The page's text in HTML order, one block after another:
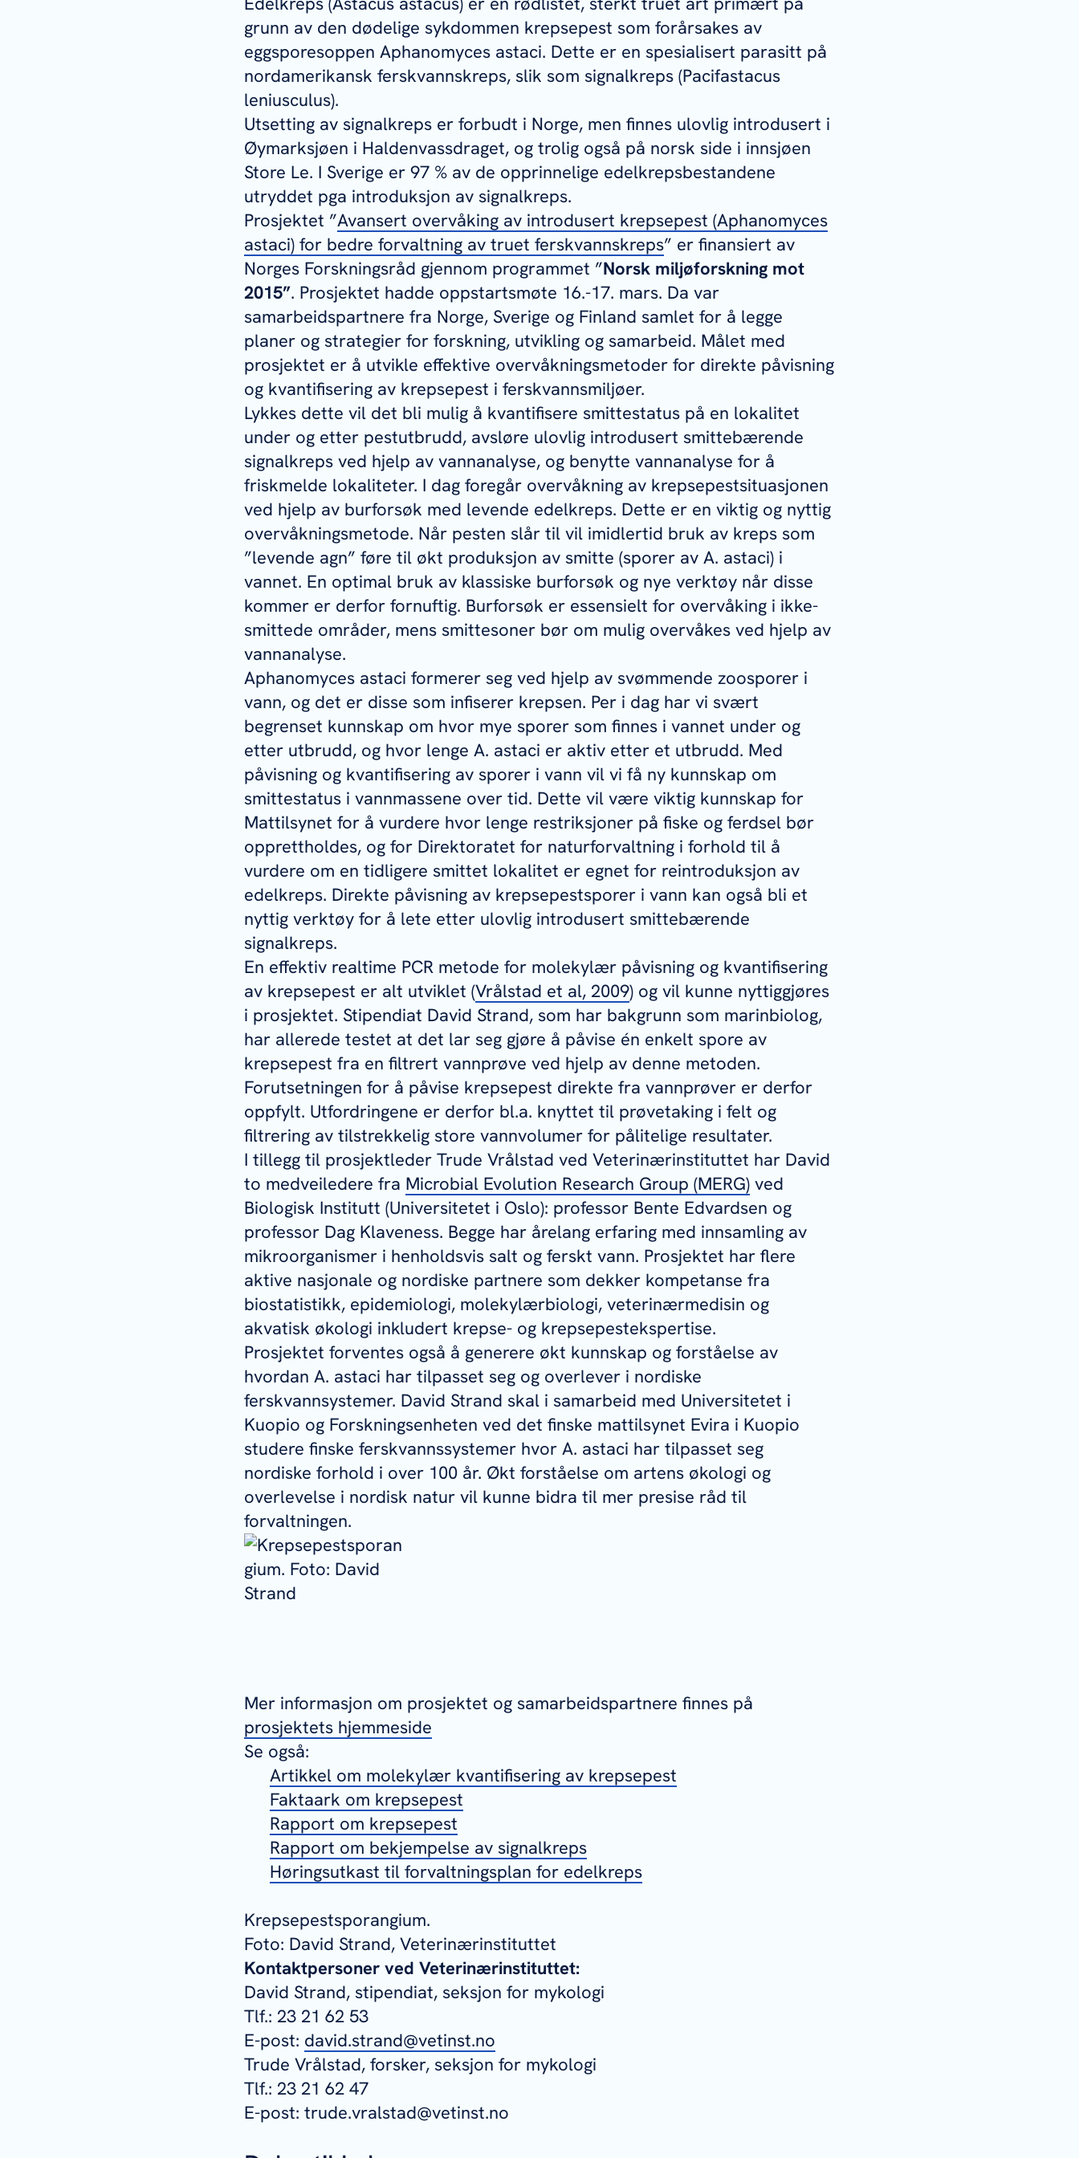
grunn av den dødelige sykdommen krepsepest som forårsakes av
eggsporesoppen Aphanomyces astaci. Dette er en spesialisert parasitt på
nordamerikansk ferskvannskreps, slik som signalkreps (Pacifastacus
leniusculus).
Utsetting av signalkreps er forbudt i Norge, men finnes ulovlig introdusert i
Øymarksjøen i Haldenvassdraget, og trolig også på norsk side i innsjøen
Store Le. I Sverige er 97 % av de opprinnelige edelkrepsbestandene
utryddet pga introduksjon av signalkreps.
Prosjektet ”Avansert overvåking av introdusert krepsepest (Aphanomyces
astaci) for bedre forvaltning av truet ferskvannskreps” er finansiert av
Norges Forskningsråd gjennom programmet ”Norsk miljøforskning mot
2015”. Prosjektet hadde oppstartsmøte 16.-17. mars. Da var
samarbeidspartnere fra Norge, Sverige og Finland samlet for å legge
planer og strategier for forskning, utvikling og samarbeid. Målet med
prosjektet er å utvikle effektive overvåkningsmetoder for direkte påvisning
og kvantifisering av krepsepest i ferskvannsmiljøer.
Lykkes dette vil det bli mulig å kvantifisere smittestatus på en lokalitet
under og etter pestutbrudd, avsløre ulovlig introdusert smittebærende
signalkreps ved hjelp av vannanalyse, og benytte vannanalyse for å
friskmelde lokaliteter. I dag foregår overvåkning av krepsepestsituasjonen
ved hjelp av burforsøk med levende edelkreps. Dette er en viktig og nyttig
overvåkningsmetode. Når pesten slår til vil imidlertid bruk av kreps som
”levende agn” føre til økt produksjon av smitte (sporer av A. astaci) i
vannet. En optimal bruk av klassiske burforsøk og nye verktøy når disse
kommer er derfor fornuftig. Burforsøk er essensielt for overvåking i ikke-
smittede områder, mens smittesoner bør om mulig overvåkes ved hjelp av
vannanalyse.
Aphanomyces astaci formerer seg ved hjelp av svømmende zoosporer i
vann, og det er disse som infiserer krepsen. Per i dag har vi svært
begrenset kunnskap om hvor mye sporer som finnes i vannet under og
etter utbrudd, og hvor lenge A. astaci er aktiv etter et utbrudd. Med
påvisning og kvantifisering av sporer i vann vil vi få ny kunnskap om
smittestatus i vannmassene over tid. Dette vil være viktig kunnskap for
Mattilsynet for å vurdere hvor lenge restriksjoner på fiske og ferdsel bør
opprettholdes, og for Direktoratet for naturforvaltning i forhold til å
vurdere om en tidligere smittet lokalitet er egnet for reintroduksjon av
edelkreps. Direkte påvisning av krepsepestsporer i vann kan også bli et
nyttig verktøy for å lete etter ulovlig introdusert smittebærende
signalkreps.
En effektiv realtime PCR metode for molekylær påvisning og kvantifisering
av krepsepest er alt utviklet (Vrålstad et al, 2009) og vil kunne nyttiggjøres
i prosjektet. Stipendiat David Strand, som har bakgrunn som marinbiolog,
har allerede testet at det lar seg gjøre å påvise én enkelt spore av
krepsepest fra en filtrert vannprøve ved hjelp av denne metoden.
Forutsetningen for å påvise krepsepest direkte fra vannprøver er derfor
oppfylt. Utfordringene er derfor bl.a. knyttet til prøvetaking i felt og
filtrering av tilstrekkelig store vannvolumer for pålitelige resultater.
I tillegg til prosjektleder Trude Vrålstad ved Veterinærinstituttet har David
to medveiledere fra Microbial Evolution Research Group (MERG) ved
Biologisk Institutt (Universitetet i Oslo): professor Bente Edvardsen og
professor Dag Klaveness. Begge har årelang erfaring med innsamling av
mikroorganismer i henholdsvis salt og ferskt vann. Prosjektet har flere
aktive nasjonale og nordiske partnere som dekker kompetanse fra
biostatistikk, epidemiologi, molekylærbiologi, veterinærmedisin og
akvatisk økologi inkludert krepse- og krepsepestekspertise.
Prosjektet forventes også å generere økt kunnskap og forståelse av
hvordan A. astaci har tilpasset seg og overlever i nordiske
ferskvannsystemer. David Strand skal i samarbeid med Universitetet i
Kuopio og Forskningsenheten ved det finske mattilsynet Evira i Kuopio
studere finske ferskvannssystemer hvor A. astaci har tilpasset seg
nordiske forhold i over 100 år. Økt forståelse om artens økologi og
overlevelse i nordisk natur vil kunne bidra til mer presise råd til
forvaltningen.
Mer informasjon om prosjektet og samarbeidspartnere finnes på
prosjektets hjemmeside
Se også:
Artikkel om molekylær kvantifisering av krepsepest
Faktaark om krepsepest
Rapport om krepsepest
Rapport om bekjempelse av signalkreps
Høringsutkast til forvaltningsplan for edelkreps
Krepsepestsporangium.
Foto: David Strand, Veterinærinstituttet
Kontaktpersoner ved Veterinærinstituttet:
David Strand, stipendiat, seksjon for mykologi
Tlf.: 23 21 62 53
E-post: david.strand@vetinst.no
Trude Vrålstad, forsker, seksjon for mykologi
Tlf.: 23 21 62 47
E-post: trude.vralstad@vetinst.no